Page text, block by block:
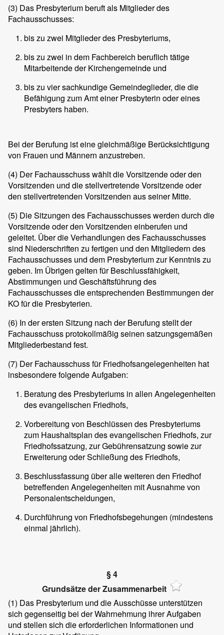
(3) Das Presbyterium beruft als Mitglieder des
Fachausschusses:
bis zu zwei Mitglieder des Presbyteriums,
bis zu zwei in dem Fachbereich beruflich tätige
Mitarbeitende der Kirchengemeinde und
bis zu vier sachkundige Gemeindeglieder, die die
Befähigung zum Amt einer Presbyterin oder eines
Presbyters haben.
Bei der Berufung ist eine gleichmäßige Berücksichtigung
von Frauen und Männern anzustreben.
(4) Der Fachausschuss wählt die Vorsitzende oder den
Vorsitzenden und die stellvertretende Vorsitzende oder
den stellvertretenden Vorsitzenden aus seiner Mitte.
(5) Die Sitzungen des Fachausschusses werden durch die
Vorsitzende oder den Vorsitzenden einberufen und
geleitet. Über die Verhandlungen des Fachausschusses
sind Niederschriften zu fertigen und den Mitgliedern des
Fachausschusses und dem Presbyterium zur Kenntnis zu
geben. Im Übrigen gelten für Beschlussfähigkeit,
Abstimmungen und Geschäftsführung des
Fachausschusses die entsprechenden Bestimmungen der
KO für die Presbyterien.
(6) In der ersten Sitzung nach der Berufung stellt der
Fachausschuss protokollmäßig seinen satzungsgemäßen
Mitgliederbestand fest.
(7) Der Fachausschuss für Friedhofsangelegenheiten hat
insbesondere folgende Aufgaben:
Beratung des Presbyteriums in allen Angelegenheiten
des evangelischen Friedhofs,
Vorbereitung von Beschlüssen des Presbyteriums
zum Haushaltsplan des evangelischen Friedhofs, zur
Friedhofssatzung, zur Gebührensatzung sowie zur
Erweiterung oder Schließung des Friedhofs,
Beschlussfassung über alle weiteren den Friedhof
betreffenden Angelegenheiten mit Ausnahme von
Personalentscheidungen,
Durchführung von Friedhofsbegehungen (mindestens
einmal jährlich).
§ 4
Grundsätze der Zusammenarbeit
(1) Das Presbyterium und die Ausschüsse unterstützen
sich gegenseitig bei der Wahrnehmung ihrer Aufgaben
und stellen sich die erforderlichen Informationen und